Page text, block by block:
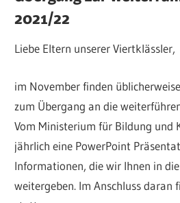
2021/22
Liebe Eltern unserer Viertklässler,
im November finden
zum Übergang an die
Vom Ministerium für Bildung und
jährlich eine PowerPoint
Informationen, die wir Ihnen in
weitergeben. Im Anschluss daran